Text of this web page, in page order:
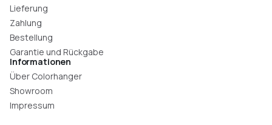
Lieferung
Zahlung
Bestellung
Garantie und Rückgabe
Informationen
Über Colorhanger
Showroom
Impressum